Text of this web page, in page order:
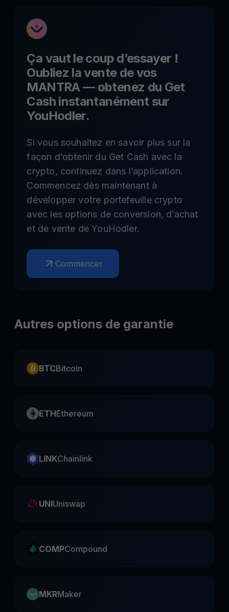
Ça vaut le coup d’essayer !
Oubliez la vente de vos
MANTRA— obtenez du Get
Cash instantanément sur
YouHodler.
Si vous souhaitez en savoir plus sur la
façon d’obtenir du Get Cash avec la
crypto, continuez dans l’application.
Commencez dès maintenant à
développer votre portefeuille crypto
avec les options de conversion, d’achat
et de vente de YouHodler.
Commencer
Autres options de garantie
BTCBitcoin
ETHEthereum
LINKChainlink
UNIUniswap
COMPCompound
MKRMaker